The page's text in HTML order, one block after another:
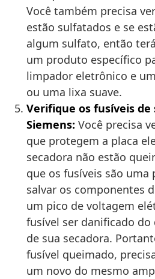
Você também precisa
estão sulfatados e se
algum sulfato, então
um produto específico
limpador eletrônico e
ou uma lixa suave.
Verifique os fusíveis de
Siemens: Você precisa
que protegem a placa
secadora não estão
que os fusíveis são uma
salvar os componentes
um pico de voltagem
fusível ser danificado
de sua secadora.
fusível queimado,
um novo do mesmo